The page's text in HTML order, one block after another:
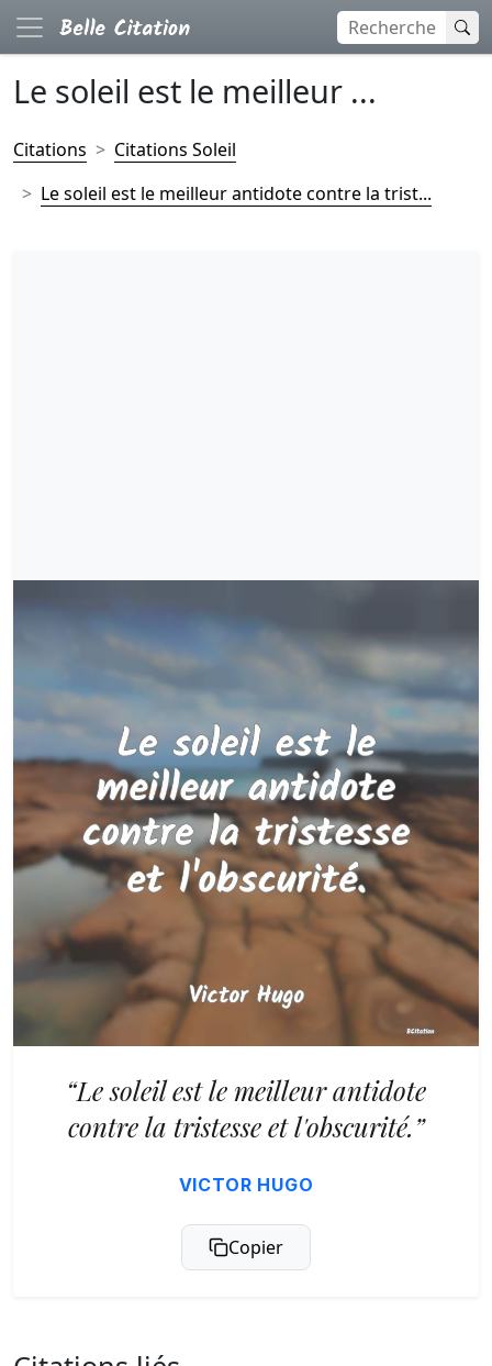
Le soleil est le meilleur ...
Citations
Citations Soleil
Le soleil est le meilleur antidote contre la trist...
“Le soleil est le meilleur antidote
contre la tristesse et l'obscurité.”
VICTOR HUGO
Copier